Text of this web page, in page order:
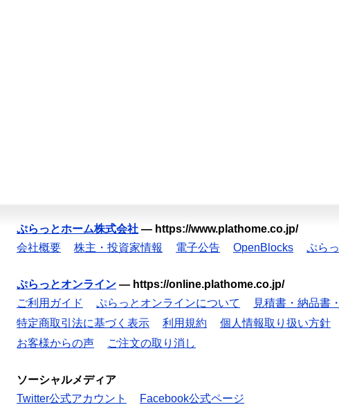
ぷらっとホーム株式会社 — https://www.plathome.co.jp/
会社概要
株主・投資家情報 電子公告 OpenBlocks ぷら
ぷらっとオンライン — https://online.plathome.co.jp/
ご利用ガイド
ぷらっとオンラインについて 見積書・納品書
特定商取引法に基づく表示
利用規約 個人情報取り扱い方針
お客様からの声
ご注文の取り消し
ソーシャルメディア
Twitter公式アカウント
Facebook公式ページ